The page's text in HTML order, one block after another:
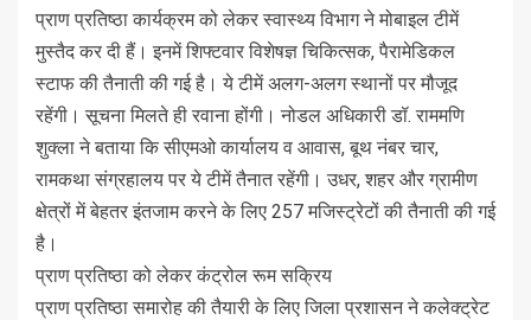
प्राण प्रतिष्ठा कार्यक्रम को लेकर स्वास्थ्य विभाग ने मोबाइल टीमें
मुस्तैद कर दी हैं। इनमें शिफ्टवार विशेषज्ञ चिकित्सक, पैरामेडिकल
स्टाफ की तैनाती की गई है। ये टीमें अलग-अलग स्थानों पर मौजूद
रहेंगी। सूचना मिलते ही रवाना होंगी। नोडल अधिकारी डॉ. राममणि
शुक्ला ने बताया कि सीएमओ कार्यालय व आवास, बूथ नंबर चार,
रामकथा संग्रहालय पर ये टीमें तैनात रहेंगी। उधर, शहर और ग्रामीण
क्षेत्रों में बेहतर इंतजाम करने के लिए 257 मजिस्ट्रेटों की तैनाती की गई
है।
प्राण प्रतिष्ठा को लेकर कंट्रोल रूम सक्रिय
प्राण प्रतिष्ठा समारोह की तैयारी के लिए जिला प्रशासन ने कलेक्ट्रेट